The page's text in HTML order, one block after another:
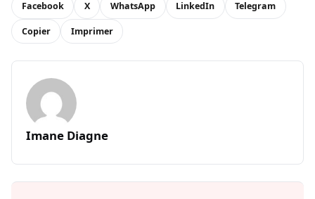
Facebook X WhatsApp LinkedIn Telegram
Copier Imprimer
Imane Diagne